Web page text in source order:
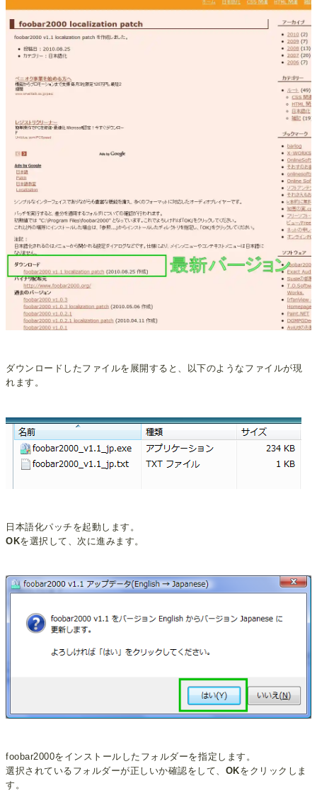
ダウンロードしたファイルを展開すると、以下のようなファイルが現
れます。
日本語化パッチを起動します。
OKを選択して、次に進みます。
foobar2000をインストールしたフォルダーを指定します。
選択されているフォルダーが正しいか確認をして、 OKをクリックしま
す。